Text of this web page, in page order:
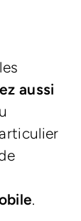
aussi
.